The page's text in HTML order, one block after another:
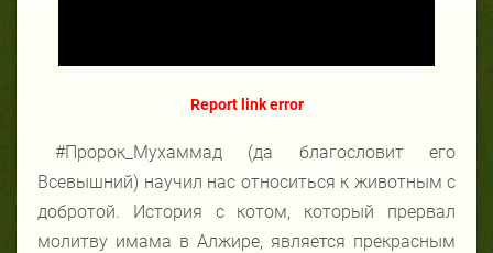
Report link error
#Пророк_Мухаммад (да благословит его
Всевышний) научил нас относиться к животным с
добротой. История с котом, который прервал
молитву имама в Алжире, является прекрасным